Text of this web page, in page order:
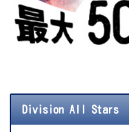
Division All Stars